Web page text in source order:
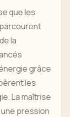
que les
la
grâce
les
La maîtrise
pression